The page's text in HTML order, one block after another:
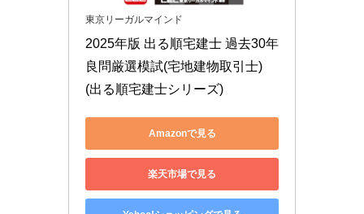
東京リーガルマインド
2025年版 出る順宅建士 過去30年
良問厳選模試(宅地建物取引士)
(出る順宅建士シリーズ)
Amazonで見る
楽天市場で見る